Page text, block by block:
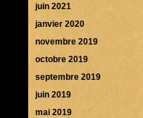
juin 2021
janvier 2020
novembre 2019
octobre 2019
septembre 2019
juin 2019
mai 2019